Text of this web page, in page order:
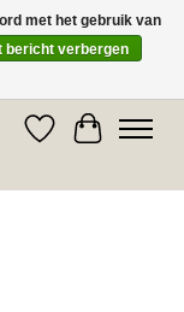
VANAF € 75,00
Verlanglijst
met het gebruik van
bericht verbergen